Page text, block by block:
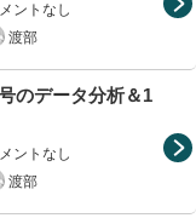
ントなし
渡部
のデータ分析＆1
ントなし
渡部